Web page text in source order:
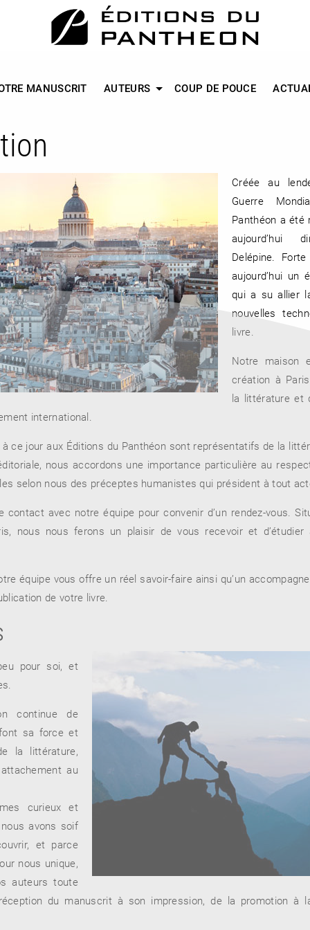
MANUSCRIT AUTEURS COUP DE POUCE
Créée au
Guerre
Panthéon a été
aujourd’hui
Delépine.
aujourd’hui un
qui a su allier
nouvelles
livre.
Notre maison
création à
la littérature et
international.
ce jour aux Éditions du Panthéon sont représentatifs de la
nous accordons une importance particulière au
selon nous des préceptes humanistes qui président à tout
contact avec notre équipe pour convenir d’un rendez-vous.
nous nous ferons un plaisir de vous recevoir et
équipe vous offre un réel savoir-faire ainsi qu’un
de votre livre.
pour soi, et
continue de
sa force et
la littérature,
au
curieux et
avons soif
et parce
nous unique,
auteurs toute
du manuscrit à son impression, de la promotion à